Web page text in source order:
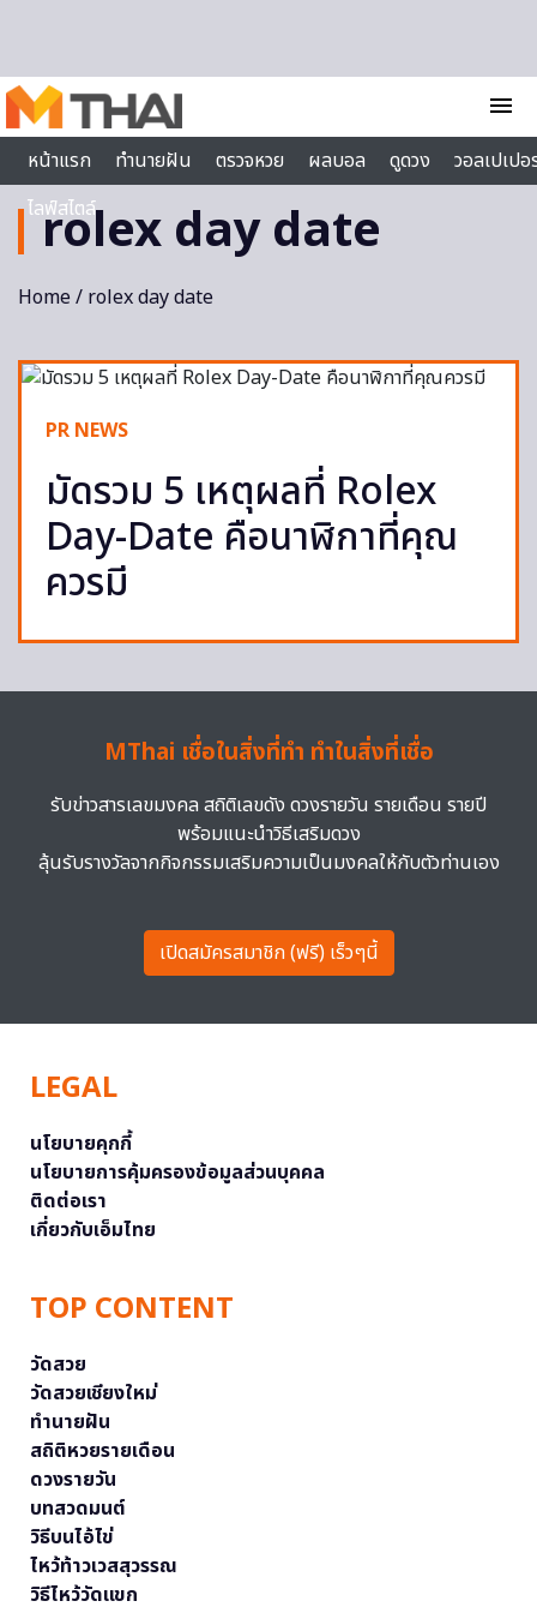
menu
หน้าแรก
ทำนายฝัน ตรวจหวย ผลบอล ดูดวง
วอลเปเป
ไลฟ์สไตล์
rolex day date
Home/ rolex day date
PR NEWS
มัดรวม 5 เหตุผลที่ Rolex
Day-Date คือนาฬิกาที่คุณ
ควรมี
MThai เชื่อในสิ่งที่ทำ ทำในสิ่งที่เชื่อ
รับข่าวสารเลขมงคล สถิติเลขดัง ดวงรายวัน รายเดือน รายปี
พร้อมแนะนำวิธีเสริมดวง
ลุ้นรับรางวัลจากกิจกรรมเสริมความเป็นมงคลให้กับตัวท่านเอง
เปิดสมัครสมาชิก (ฟรี) เร็วๆนี้
LEGAL
นโยบายคุกกี้
นโยบายการคุ้มครองข้อมูลส่วนบุคคล
ติดต่อเรา
เกี่ยวกับเอ็มไทย
TOP CONTENT
วัดสวย
วัดสวยเชียงใหม่
ทำนายฝัน
สถิติหวยรายเดือน
ดวงรายวัน
บทสวดมนต์
วิธีบนไอ้ไข่
ไหว้ท้าวเวสสุวรรณ
วิธีไหว้วัดแขก